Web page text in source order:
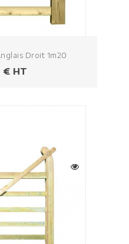
Droit 1m20
€ HT